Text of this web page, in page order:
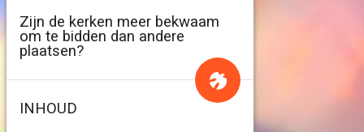
Zijn de kerken meer bekwaam
om te bidden dan andere
plaatsen?
INHOUD